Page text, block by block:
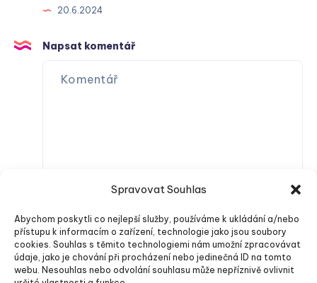
Spravovat Souhlas
Abychom poskytli co nejlepší služby, používáme k ukládání a/nebo
přístupu k informacím o zařízení, technologie jako jsou soubory
cookies. Souhlas s těmito technologiemi nám umožní zpracovávat
údaje, jako je chování při procházení nebo jedinečná ID na tomto
webu. Nesouhlas nebo odvolání souhlasu může nepříznivě ovlivnit
20.6.2024
Napsat komentář